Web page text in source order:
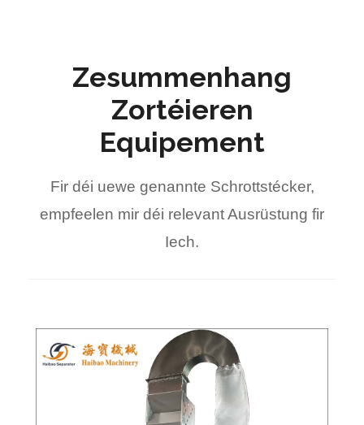
Zesummenhang
Zortéieren
Equipement
Fir déi uewe genannte Schrottstécker,
empfeelen mir déi relevant Ausrüstung fir
Iech.